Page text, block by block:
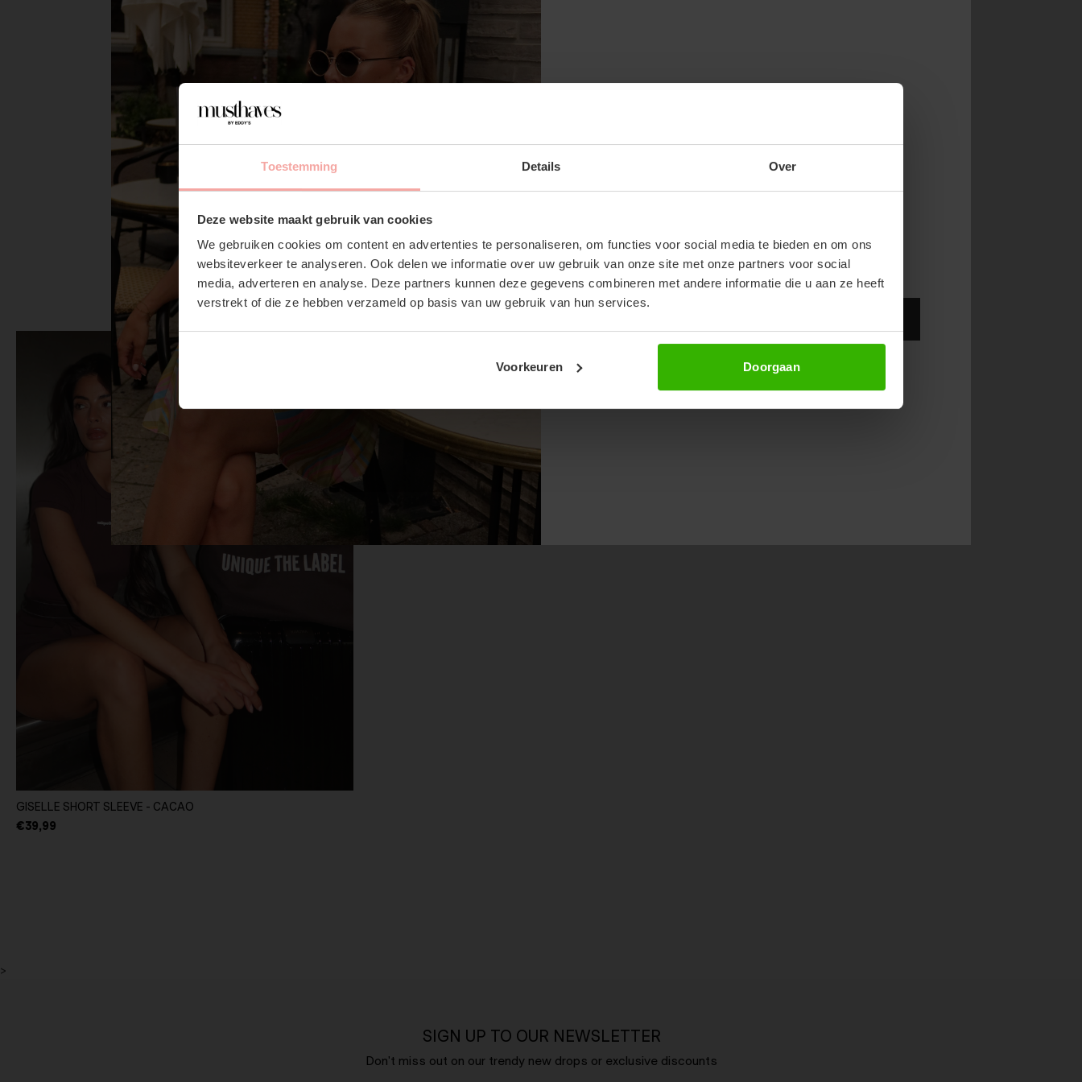
Toestemming Details Over
Deze website maakt gebruik van cookies
We gebruiken cookies om content en advertenties te personaliseren, om functies voor social media te bieden en om ons
websiteverkeer te analyseren. Ook delen we informatie over uw gebruik van onze site met onze partners voor social
media, adverteren en analyse. Deze partners kunnen deze gegevens combineren met andere informatie die u aan ze heeft
verstrekt of die ze hebben verzameld op basis van uw gebruik van hun services.
Voorkeuren Doorgaan
SUBSCRIBE NOW & GET 10%
GIGI SHORT - CACAO
RECENTE ARTIKELEN
GISELLE SHORT SLEEVE - CACAO
€39,99
>
SIGN UP TO OUR NEWSLETTER
Don't miss out on our trendy new drops or exclusive discounts